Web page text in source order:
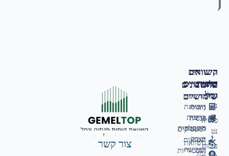
אודות גמל טופ
צור קשר
השוואת
קופות
גמל
השוואת
קרנות
השתלמות
השוואת
גמל
קישורים
שימושיים
גמל
נט
פנסיה
נט
ביטוח
מחשבונים
מחשבון
ריבית
דריבית
מחשבון
קצבה
לפרישה
כלים
שימושיים
ניהול
פנסיה
למעסיקים
תשואות
היסטוריות